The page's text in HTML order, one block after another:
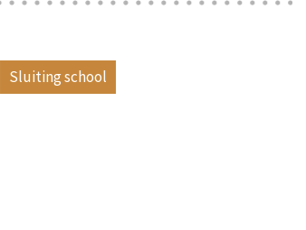
Sluiting school